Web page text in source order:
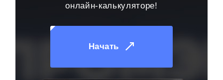
онлайн-калькуляторе!
Начать